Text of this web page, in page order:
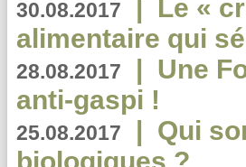
30.08.2017 | Le «
alimentaire qui
28.08.2017 | Une
anti-gaspi !
25.08.2017 | Qui